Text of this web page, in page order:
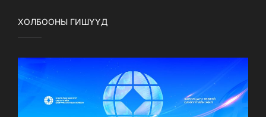
ХОЛБООНЫ ГИШҮҮД